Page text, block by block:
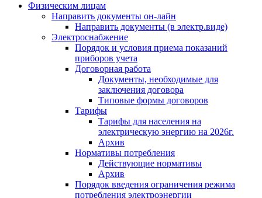
Физическим лицам
Направить документы он-лайн
Направить документы (в электр.виде)
Электроснабжение
Порядок и условия приема показаний
приборов учета
Договорная работа
Документы, необходимые для
заключения договора
Типовые формы договоров
Тарифы
Тарифы для населения на
электрическую энергию на 2026г.
Архив
Нормативы потребления
Действующие нормативы
Архив
Порядок введения ограничения режима
потребления электроэнергии